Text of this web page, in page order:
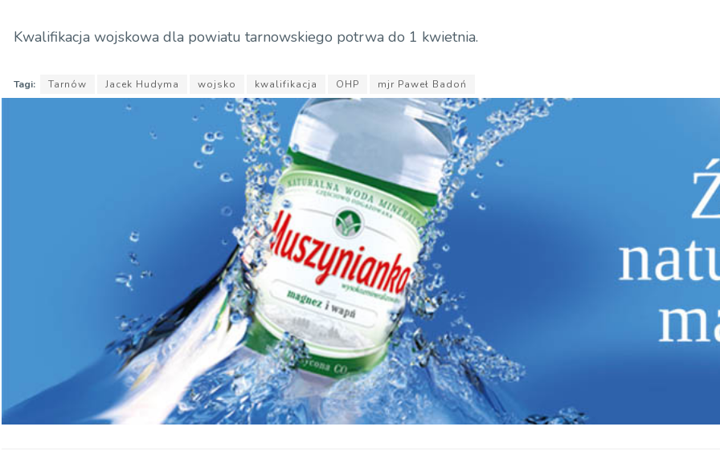
Kwalifikacja wojskowa dla powiatu tarnowskiego potrwa do 1 kwietnia.
Tagi: Tarnów Jacek Hudyma wojsko kwalifikacja OHP mjr Paweł Badoń